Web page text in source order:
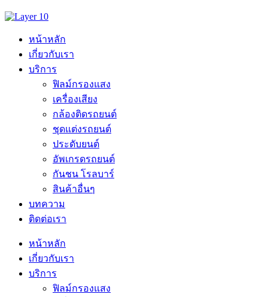
หน้าหลัก
เกี่ยวกับเรา
บริการ
ฟิลม์กรองแสง
เครื่องเสียง
กล้องติดรถยนต์
ชุดแต่งรถยนต์
ประดับยนต์
อัพเกรดรถยนต์
กันชน โรลบาร์
สินค้าอื่นๆ
บทความ
ติดต่อเรา
หน้าหลัก
เกี่ยวกับเรา
บริการ
ฟิลม์กรองแสง